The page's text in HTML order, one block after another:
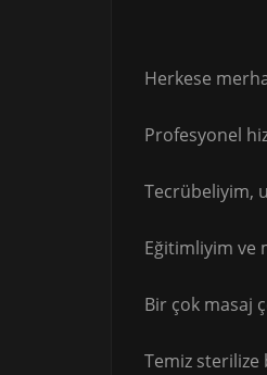
Herkese
Profesyonel
Tecrübeliyim,
Eğitimliyim ve
Bir çok masaj
Temiz